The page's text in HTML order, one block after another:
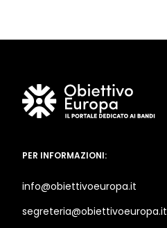
PER INFORMAZIONI:
info@obiettivoeuropa.it
segreteria@obiettivoeuropa.it